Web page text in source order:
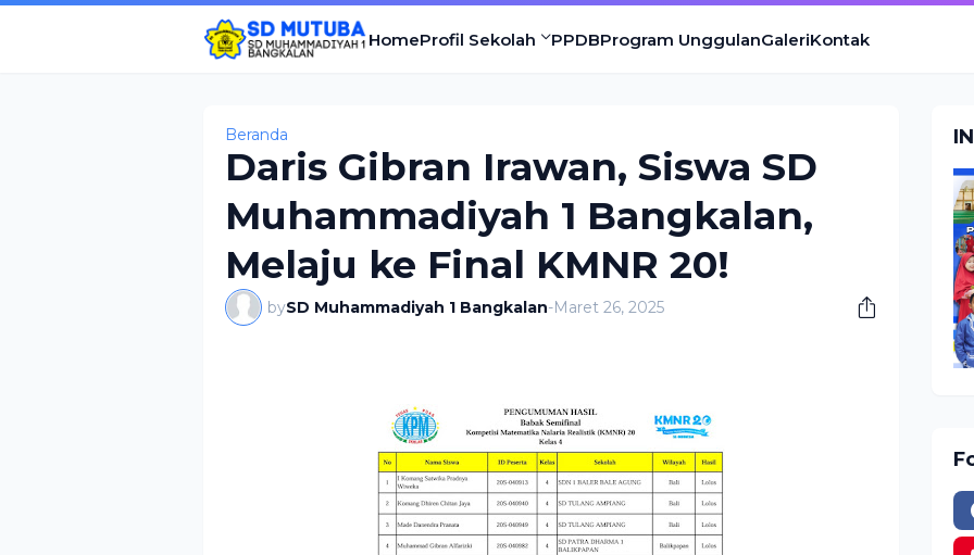
HomeProfil Sekolah PPDBProgram UnggulanGaleriKontak
Beranda
Daris Gibran Irawan, Siswa SD
Muhammadiyah 1 Bangkalan,
Melaju ke Final KMNR 20!
bySD Muhammadiyah 1 Bangkalan-Maret 26, 2025